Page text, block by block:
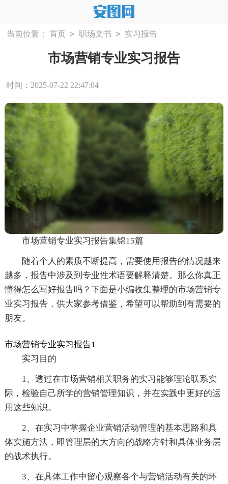
当前位置： 首页 > 职场文书 > 实习报告
市场营销专业实习报告
时间：2025-07-22 22:47:04
市场营销专业实习报告集锦15篇
随着个人的素质不断提高，需要使用报告的情况越来
越多，报告中涉及到专业性术语要解释清楚。那么你真正
懂得怎么写好报告吗？下面是小编收集整理的市场营销专
业实习报告，供大家参考借鉴，希望可以帮助到有需要的
朋友。
市场营销专业实习报告1
实习目的
1、透过在市场营销相关职务的实习能够理论联系实
际，检验自己所学的营销管理知识，并在实践中更好的运
用这些知识。
2、在实习中掌握企业营销活动管理的基本思路和具
体实施方法，即管理层的大方向的战略方针和具体业务层
的战术执行。
3、在具体工作中留心观察各个与营销活动有关的环